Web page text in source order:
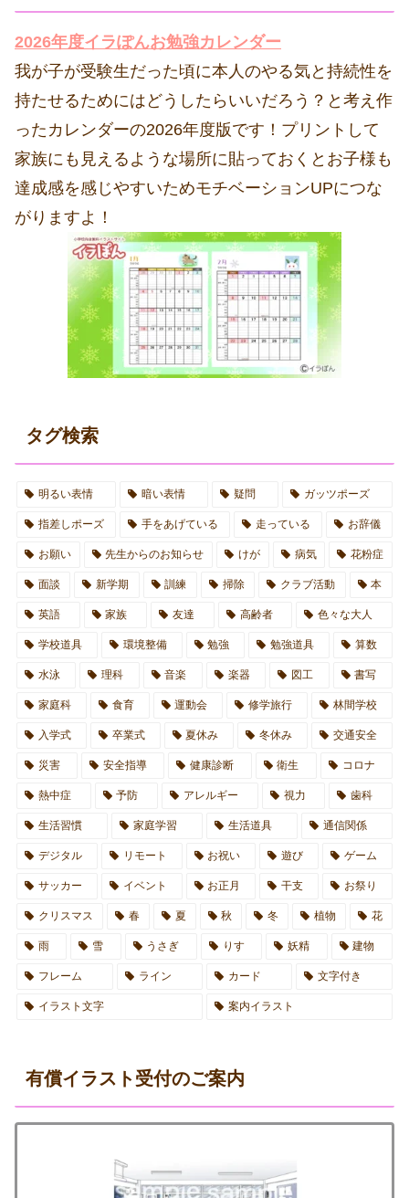
2026年度イラぽんお勉強カレンダー
我が子が受験生だった頃に本人のやる気と持続性を
持たせるためにはどうしたらいいだろう？と考え作
ったカレンダーの2026年度版です！プリントして
家族にも見えるような場所に貼っておくとお子様も
達成感を感じやすいためモチベーションUPにつな
がりますよ！
タグ検索
明るい表情 暗い表情 疑問 ガッツポーズ
指差しポーズ 手をあげている 走っている お辞儀
お願い 先生からのお知らせ けが 病気 花粉症
面談 新学期 訓練 掃除 クラブ活動 本
英語 家族 友達 高齢者 色々な大人
学校道具 環境整備 勉強 勉強道具 算数
水泳 理科 音楽 楽器 図工 書写
家庭科 食育 運動会 修学旅行 林間学校
入学式 卒業式 夏休み 冬休み 交通安全
災害 安全指導 健康診断 衛生 コロナ
熱中症 予防 アレルギー 視力 歯科
生活習慣 家庭学習 生活道具 通信関係
デジタル リモート お祝い 遊び ゲーム
サッカー イベント お正月 干支 お祭り
クリスマス 春 夏 秋 冬 植物 花
雨 雪 うさぎ りす 妖精 建物
フレーム ライン カード 文字付き
イラスト文字 案内イラスト
有償イラスト受付のご案内